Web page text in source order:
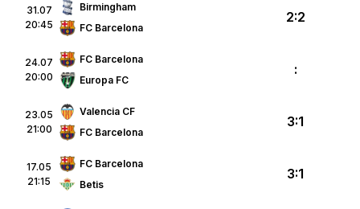
31.07
20:45
Birmingham
FC Barcelona
2:2
24.07
20:00
FC Barcelona
Europa FC
:
23.05
21:00
Valencia CF
FC Barcelona
3:1
17.05
21:15
FC Barcelona
Betis
3:1